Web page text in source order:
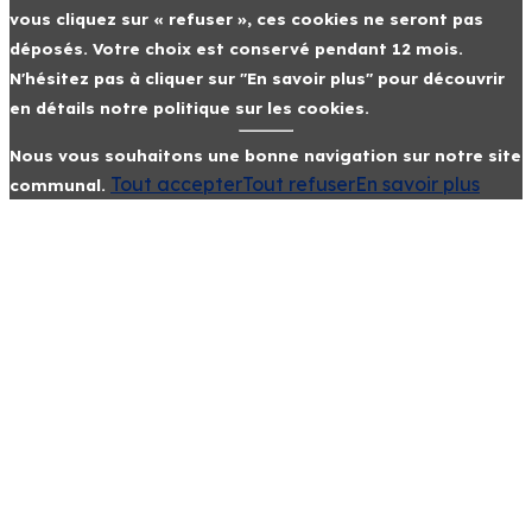
vous cliquez sur « refuser », ces cookies ne seront pas
déposés. Votre choix est conservé pendant 12 mois.
N'hésitez pas à cliquer sur "En savoir plus" pour découvrir
en détails notre politique sur les cookies.
Nous vous souhaitons une bonne navigation sur notre site
communal. Tout accepterTout refuserEn savoir plus